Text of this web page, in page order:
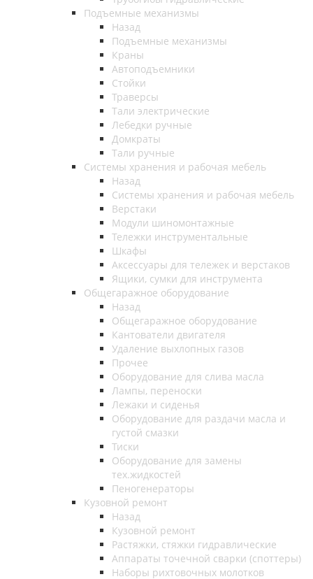
Подъемные механизмы
Назад
Подъемные механизмы
Краны
Автоподъемники
Стойки
Траверсы
Тали электрические
Лебедки ручные
Домкраты
Тали ручные
Системы хранения и рабочая мебель
Назад
Системы хранения и рабочая мебель
Верстаки
Модули шиномонтажные
Тележки инструментальные
Шкафы
Аксессуары для тележек и верстаков
Ящики, сумки для инструмента
Общегаражное оборудование
Назад
Общегаражное оборудование
Кантователи двигателя
Удаление выхлопных газов
Прочее
Оборудование для слива масла
Лампы, переноски
Лежаки и сиденья
Оборудование для раздачи масла и
густой смазки
Тиски
Оборудование для замены
тех.жидкостей
Пеногенераторы
Кузовной ремонт
Назад
Кузовной ремонт
Растяжки, стяжки гидравлические
Аппараты точечной сварки (споттеры)
Наборы рихтовочных молотков